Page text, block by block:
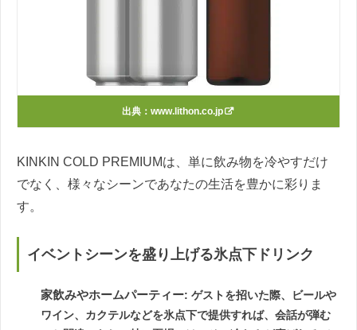
出典： www.lithon.co.jp
KINKIN COLD PREMIUMは、単に飲み物を冷やすだけ
でなく、様々なシーンであなたの生活を豊かに彩りま
す。
イベントシーンを盛り上げる氷点下ドリンク
家飲みやホームパーティー: ゲストを招いた際、ビールや
ワイン、カクテルなどを氷点下で提供すれば、会話が弾む